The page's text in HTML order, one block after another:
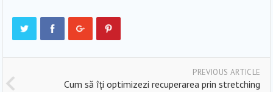
PREVIOUS ARTICLE
Cum să îți optimizezi recuperarea prin stretching